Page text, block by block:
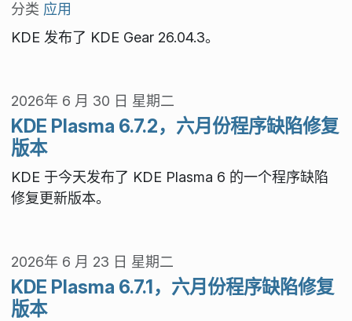
分类 应用
KDE 发布了 KDE Gear 26.04.3。
2026年 6 月 30 日 星期二
KDE Plasma 6.7.2，六月份程序缺陷修复
版本
KDE 于今天发布了 KDE Plasma 6 的一个程序缺陷
修复更新版本。
2026年 6 月 23 日 星期二
KDE Plasma 6.7.1，六月份程序缺陷修复
版本